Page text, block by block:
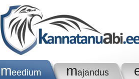
meedium majandus